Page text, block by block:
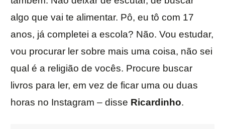
algo que vai te alimentar. Pô, eu tô com 17
anos, já completei a escola? Não. Vou estudar,
vou procurar ler sobre mais uma coisa, não sei
qual é a religião de vocês. Procure buscar
livros para ler, em vez de ficar uma ou duas
horas no Instagram – disse Ricardinho.